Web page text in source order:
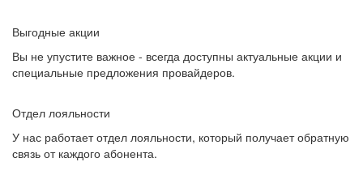
Выгодные акции
Вы не упустите важное - всегда доступны актуальные акции и
специальные предложения провайдеров.
Отдел лояльности
У нас работает отдел лояльности, который получает обратную
связь от каждого абонента.